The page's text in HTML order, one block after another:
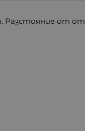
Разстояние от